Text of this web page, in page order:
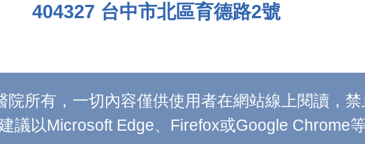
404327 台中市北區育德路2號
所有，一切內容僅供使用者在網站線上閱讀，
議以Microsoft Edge、Firefox或Google Chrome等